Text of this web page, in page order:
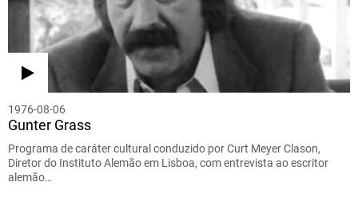
1976-08-06
Gunter Grass
Programa de caráter cultural conduzido por Curt Meyer Clason,
Diretor do Instituto Alemão em Lisboa, com entrevista ao escritor
alemão…